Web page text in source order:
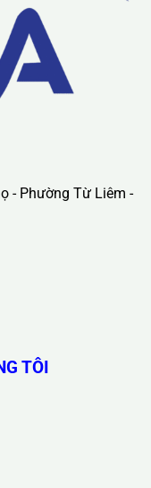
chương trình khuyến